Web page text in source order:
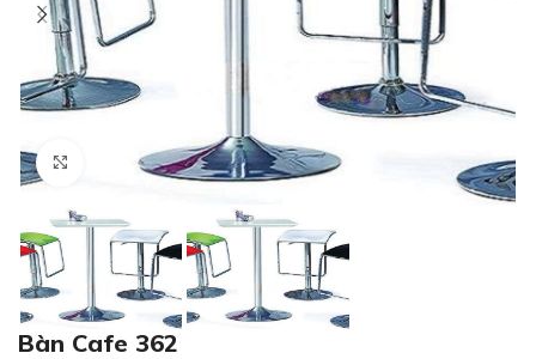
Click to enlarge
Bàn Cafe 362